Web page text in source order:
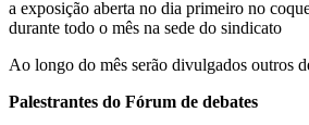
a exposição aberta no dia primeiro no
durante todo o mês na sede do sindicato
Ao longo do mês serão divulgados outros
Palestrantes do Fórum de debates